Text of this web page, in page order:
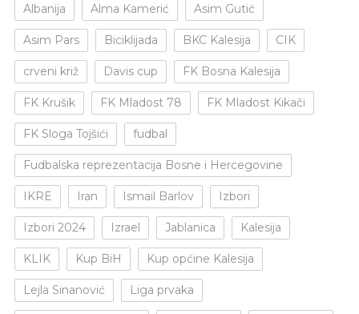
Albanija Alma Kamerić Asim Gutić
Asim Pars Biciklijada BKC Kalesija CIK
crveni križ Davis cup FK Bosna Kalesija
FK Krušik FK Mladost 78 FK Mladost Kikači
FK Sloga Tojšići fudbal
Fudbalska reprezentacija Bosne i Hercegovine
IKRE Iran Ismail Barlov Izbori
Izbori 2024 Izrael Jablanica Kalesija
KLIK Kup BiH Kup općine Kalesija
Lejla Sinanović Liga prvaka